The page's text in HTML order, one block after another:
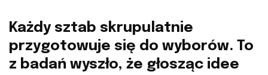
Każdy sztab skrupulatnie
przygotowuje się do wyborów. To
z badań wyszło, że głosząc idee